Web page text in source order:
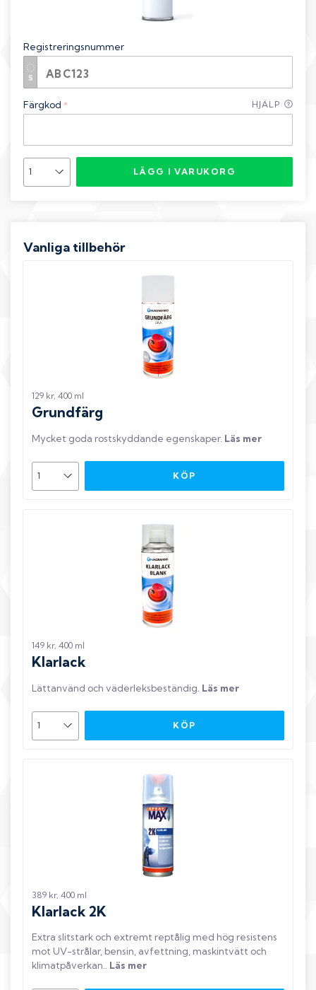
Registreringsnummer
Färgkod * HJÄLP
LÄGG I VARUKORG
Vanliga tillbehör
129 kr, 400 ml
Grundfärg
Mycket goda rostskyddande egenskaper. Läs mer
KÖP
149 kr, 400 ml
Klarlack
Lättanvänd och väderleksbeständig Läs mer
KÖP
389 kr, 400 ml
Klarlack 2K
Extra slitstark och extremt reptålig med hög resistens
mot UV-strålar, bensin, avfettning, maskintvätt och
klimatpåverkan.. Läs mer